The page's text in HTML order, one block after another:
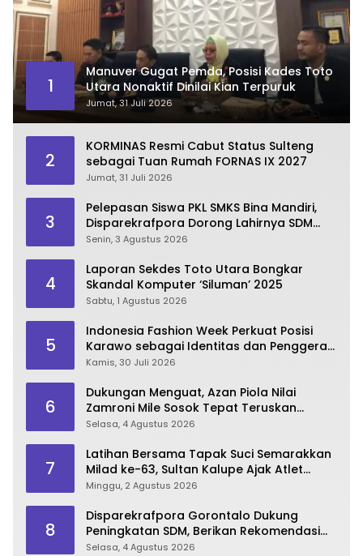
1
Manuver Gugat Pemda, Posisi Kades Toto
Utara Nonaktif Dinilai Kian Terpuruk
Jumat, 31 Juli 2026
2
KORMINAS Resmi Cabut Status Sulteng
sebagai Tuan Rumah FORNAS IX 2027
Jumat, 31 Juli 2026
3
Pelepasan Siswa PKL SMKS Bina Mandiri,
Disparekrafpora Dorong Lahirnya SDM
Pariwisata Unggul
Senin, 3 Agustus 2026
4
Laporan Sekdes Toto Utara Bongkar
Skandal Komputer ‘Siluman’ 2025
Sabtu, 1 Agustus 2026
5
Indonesia Fashion Week Perkuat Posisi
Karawo sebagai Identitas dan Penggerak
Ekonomi Kreatif Gorontalo
Kamis, 30 Juli 2026
6
Dukungan Menguat, Azan Piola Nilai
Zamroni Mile Sosok Tepat Teruskan
Pembangunan Bone Bolango
Selasa, 4 Agustus 2026
7
Latihan Bersama Tapak Suci Semarakkan
Milad ke-63, Sultan Kalupe Ajak Atlet
Lestarikan Budaya Bela Diri
Minggu, 2 Agustus 2026
8
Disparekrafpora Gorontalo Dukung
Peningkatan SDM, Berikan Rekomendasi
Studi S3 bagi Pegawai
Selasa, 4 Agustus 2026